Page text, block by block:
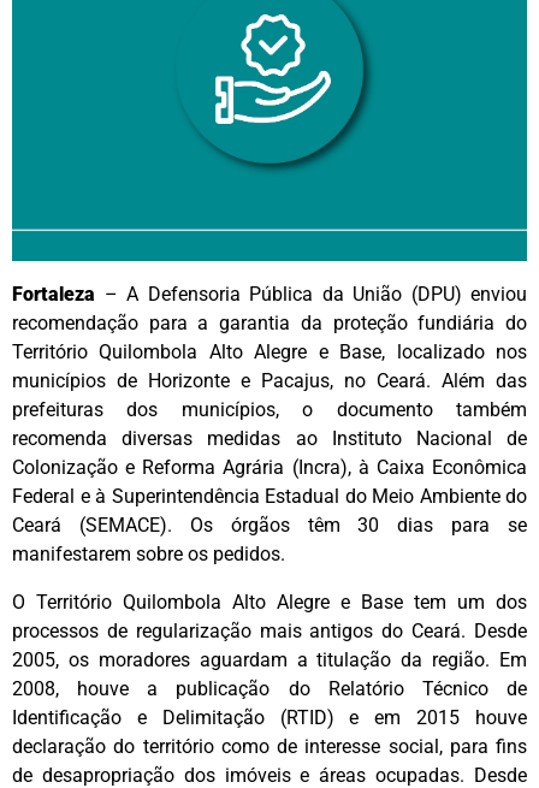
Fortaleza – A Defensoria Pública da União (DPU) enviou
recomendação para a garantia da proteção fundiária do
Território Quilombola Alto Alegre e Base, localizado nos
municípios de Horizonte e Pacajus, no Ceará. Além das
prefeituras dos municípios, o documento também
recomenda diversas medidas ao Instituto Nacional de
Colonização e Reforma Agrária (Incra), à Caixa Econômica
Federal e à Superintendência Estadual do Meio Ambiente do
Ceará (SEMACE). Os órgãos têm 30 dias para se
manifestarem sobre os pedidos.
O Território Quilombola Alto Alegre e Base tem um dos
processos de regularização mais antigos do Ceará. Desde
2005, os moradores aguardam a titulação da região. Em
2008, houve a publicação do Relatório Técnico de
Identificação e Delimitação (RTID) e em 2015 houve
declaração do território como de interesse social, para fins
de desapropriação dos imóveis e áreas ocupadas. Desde